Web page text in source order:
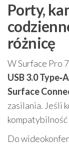
Porty,
różnicę
W Surface Pro
USB 3.0 Type‑A
Surface
zasilania. Jeśli
Do